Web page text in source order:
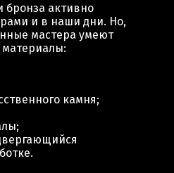
бронза активно
и в наши дни. Но,
мастера умеют
материалы:
камня;